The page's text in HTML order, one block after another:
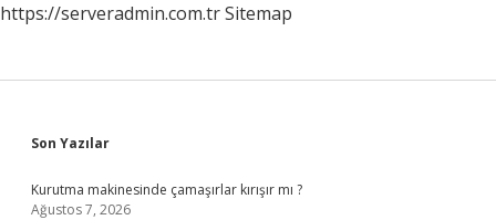
https://serveradmin.com.trSitemap
Sidebar
Son Yazılar
Kurutma makinesinde çamaşırlar kırışır mı ?
Ağustos 7, 2026